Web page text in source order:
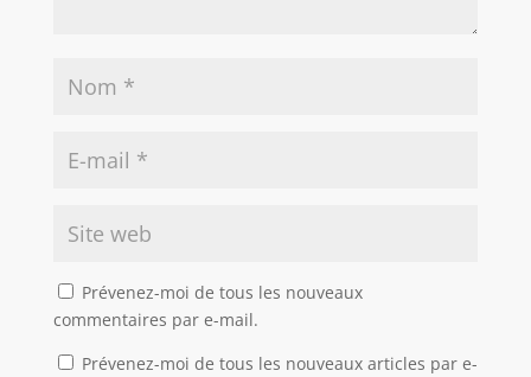
Prévenez-moi de tous les nouveaux
commentaires par e-mail.
Prévenez-moi de tous les nouveaux articles par e-